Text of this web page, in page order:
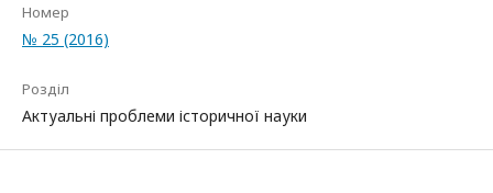
Номер
№ 25 (2016)
Розділ
Актуальні проблеми історичної науки